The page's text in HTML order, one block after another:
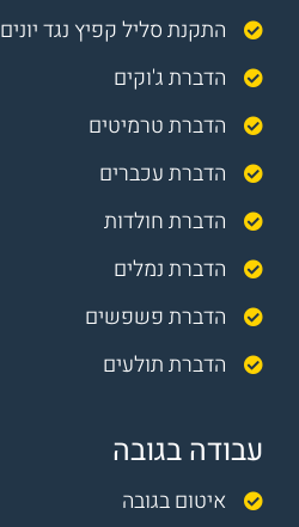
התקנת סליל קפיץ נגד יונים
הדברת ג'וקים
הדברת טרמיטים
הדברת עכברים
הדברת חולדות
הדברת נמלים
הדברת פשפשים
הדברת תולעים
עבודה בגובה
איטום בגובה